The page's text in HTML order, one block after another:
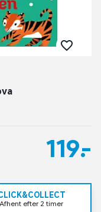
119,-
Afhent efter 2 timer